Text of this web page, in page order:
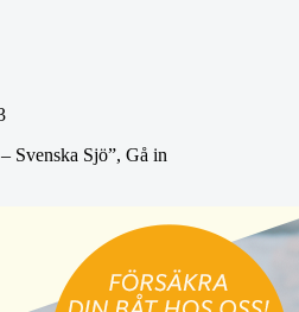
Svenska Sjö”, Gå in